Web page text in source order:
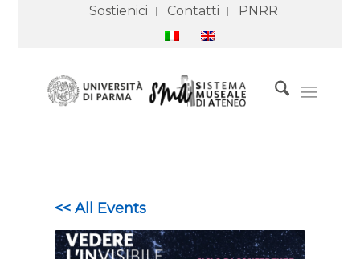
Sostienici Contatti PNRR
<< All Events